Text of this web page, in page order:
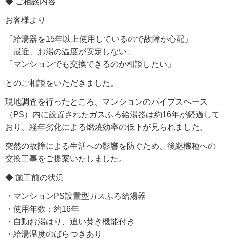
お客様より
「給湯器を15年以上使用しているので故障が心配」
「最近、お湯の温度が安定しない」
「マンションでも交換できるのか相談したい」
とのご相談をいただきました。
現地調査を行ったところ、マンションのパイプスペース
（PS）内に設置されたガスふろ給湯器は約16年が経過して
おり、経年劣化による燃焼効率の低下が見られました。
突然の故障による生活への影響を防ぐため、後継機種への
交換工事をご提案いたしました。
◆ 施工前の状況
・マンションPS設置型ガスふろ給湯器
・使用年数：約16年
・自動お湯はり、追い焚き機能付き
・給湯温度のばらつきあり